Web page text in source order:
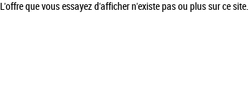
L'offre que vous essayez d'afficher n'existe pas ou plus sur ce site.